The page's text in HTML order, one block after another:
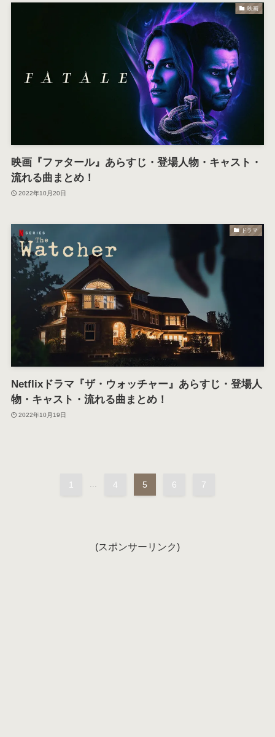
映画
映画『ファタール』あらすじ・登場人物・キャスト・
流れる曲まとめ！
2022年10月20日
ドラマ
Netflixドラマ『ザ・ウォッチャー』あらすじ・登場人
物・キャスト・流れる曲まとめ！
2022年10月19日
1 ... 4 5 6 7
(スポンサーリンク)